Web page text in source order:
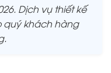
Dịch vụ thiết kế
quý khách hàng